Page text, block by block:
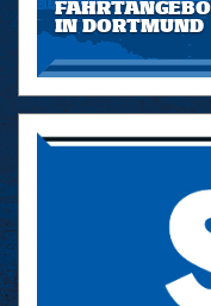
IN DORTMUND